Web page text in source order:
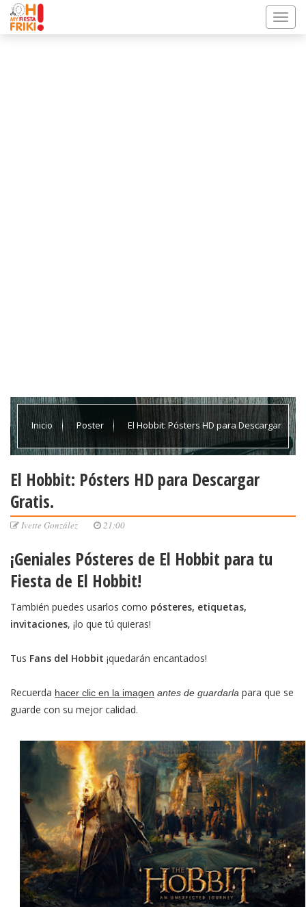
Inicio Poster El Hobbit: Pósters HD para Descargar
El Hobbit: Pósters HD para Descargar
Gratis.
Ivette González 21:00
¡Geniales Pósteres de El Hobbit para tu
Fiesta de El Hobbit!
También puedes usarlos como pósteres, etiquetas,
invitaciones, ¡lo que tú quieras!
Tus Fans del Hobbit ¡quedarán encantados!
Recuerda hacer clic en la imagen antes de guardarla para que se
guarde con su mejor calidad.